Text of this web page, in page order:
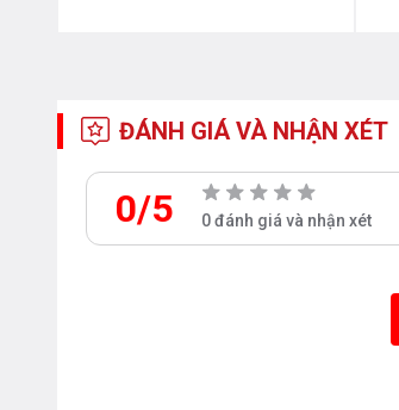
ĐÁNH GIÁ VÀ NHẬN XÉT
0/5 0 đánh giá và nhận xét